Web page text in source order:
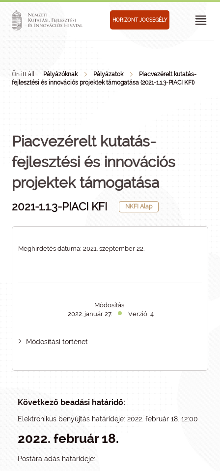
HORIZONT JOGSEGÉLY
Ön itt áll: Pályázóknak Pályázatok
Piacvezérelt kutatás-
fejlesztési és innovációs projektek támogatása (2021-1.1.3-PIACI KFI)
Piacvezérelt kutatás-
fejlesztési és innovációs
projektek támogatása
2021-1.1.3-PIACI KFI NKFI Alap
Meghirdetés dátuma: 2021. szeptember 22.
Módosítás:
2022. január 27.
Verzió: 4
Módosítási történet
Következő beadási határidő:
Elektronikus benyújtás határideje: 2022. február 18. 12:00
2022. február 18.
Postára adás határideje: